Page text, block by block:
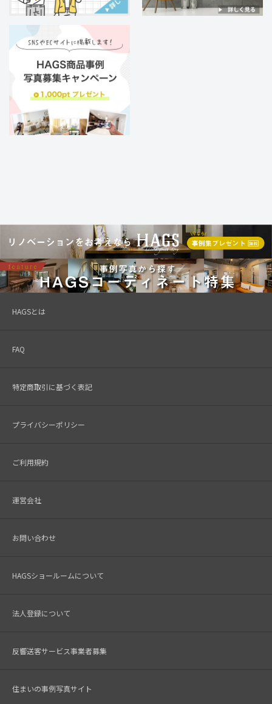
HAGSとは
FAQ
特定商取引に基づく表記
プライバシーポリシー
ご利用規約
運営会社
お問い合わせ
HAGSショールームについて
法人登録について
反響送客サービス事業者募集
住まいの事例写真サイト